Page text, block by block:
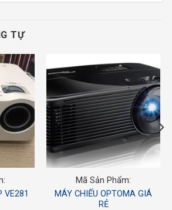
TỰ
VE281
Mã Sản Phẩm:
MÁY CHIẾU OPTOMA GIÁ
RẺ